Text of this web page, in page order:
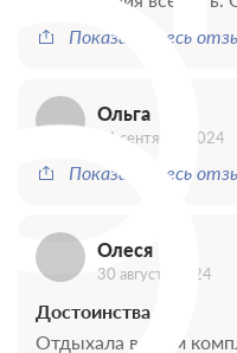
Показать весь
Ольга
24 сентября 2024
Показать весь
Олеся
30 августа 2024
Достоинства
Отдыхала в этом